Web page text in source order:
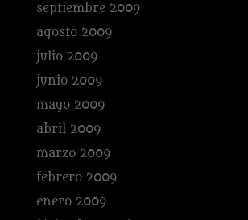
septiembre 2009
agosto 2009
julio 2009
junio 2009
mayo 2009
abril 2009
marzo 2009
febrero 2009
enero 2009